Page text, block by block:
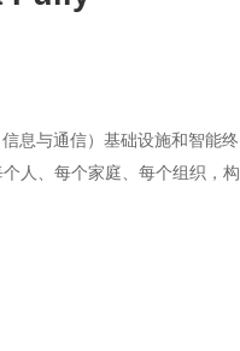
息与通信）基础设施和智能终
人、每个家庭、每个组织，构